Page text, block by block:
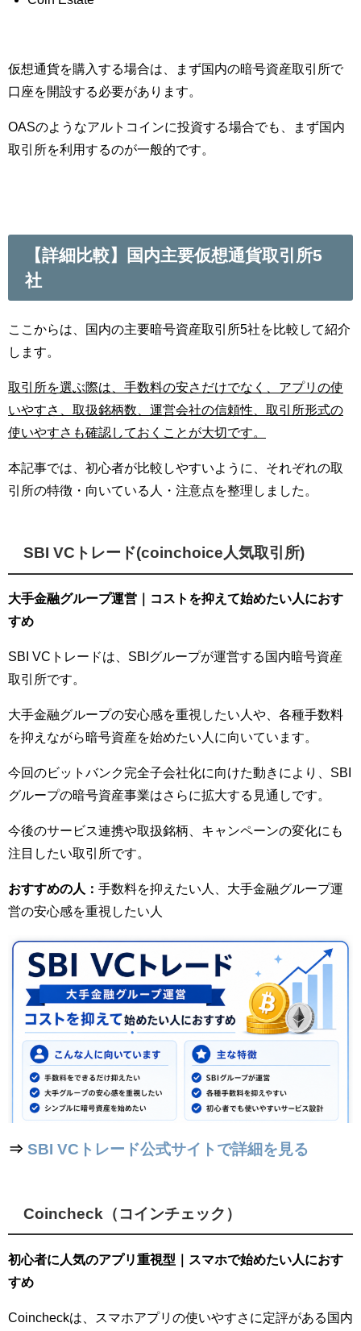
仮想通貨を購入する場合は、まず国内の暗号資産取引所で
口座を開設する必要があります。
OASのようなアルトコインに投資する場合でも、まず国内
取引所を利用するのが一般的です。
【詳細比較】国内主要仮想通貨取引所5
社
ここからは、国内の主要暗号資産取引所5社を比較して紹介
します。
取引所を選ぶ際は、手数料の安さだけでなく、アプリの使
いやすさ、取扱銘柄数、運営会社の信頼性、取引所形式の
使いやすさも確認しておくことが大切です。
本記事では、初心者が比較しやすいように、それぞれの取
引所の特徴・向いている人・注意点を整理しました。
SBI VCトレード(coinchoice人気取引所)
大手金融グループ運営｜コストを抑えて始めたい人におす
すめ
SBI VCトレードは、SBIグループが運営する国内暗号資産
取引所です。
大手金融グループの安心感を重視したい人や、各種手数料
を抑えながら暗号資産を始めたい人に向いています。
今回のビットバンク完全子会社化に向けた動きにより、SBI
グループの暗号資産事業はさらに拡大する見通しです。
今後のサービス連携や取扱銘柄、キャンペーンの変化にも
注目したい取引所です。
おすすめの人： 手数料を抑えたい人、大手金融グループ運
営の安心感を重視したい人
⇒ SBI VCトレード公式サイトで詳細を見る
Coincheck（コインチェック）
初心者に人気のアプリ重視型｜スマホで始めたい人におす
すめ
Coincheckは、スマホアプリの使いやすさに定評がある国内